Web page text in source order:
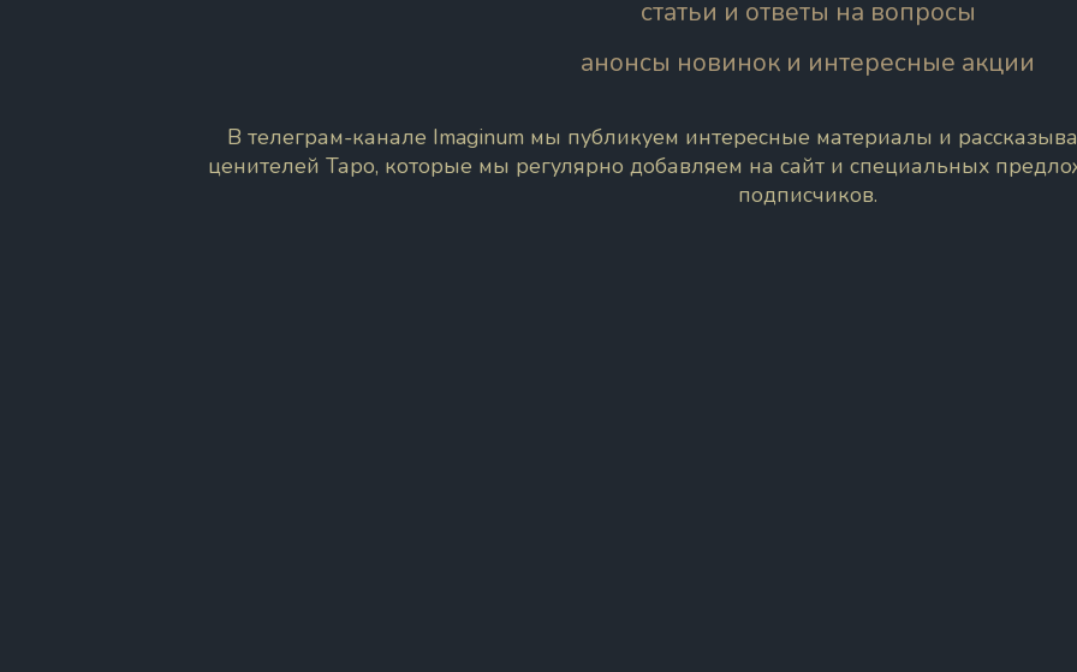
статьи и ответы на вопросы
анонсы новинок и интересные акции
В телеграм-канале Imaginum мы публикуем интересные материалы и
ценителей Таро, которые мы регулярно добавляем на сайт и специальных
подписчиков.